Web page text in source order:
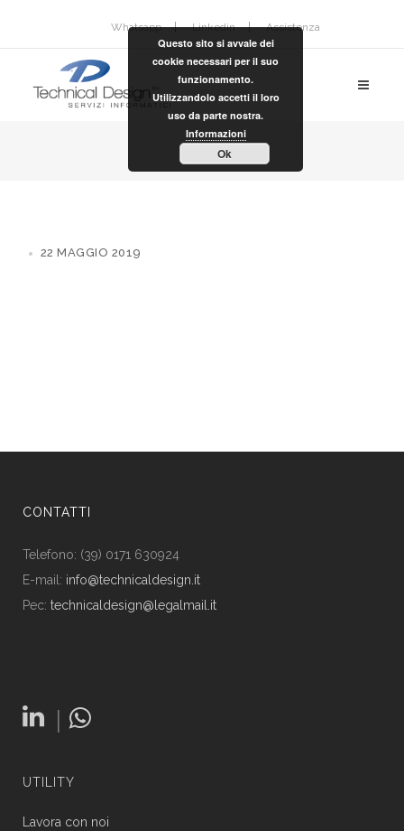
Whatsapp Linkedin Assistenza
22 MAGGIO 2019
CONTATTI
Telefono: (39) 0171 630924
E-mail: info@technicaldesign.it
Pec: technicaldesign@legalmail.it
|
UTILITY
Lavora con noi
Questo sito si avvale dei
cookie necessari per il suo
funzionamento.
Utilizzandolo accetti il loro
uso da parte nostra.
Informazioni
Ok